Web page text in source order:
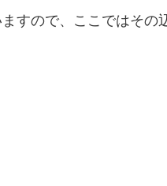
すので、ここではその